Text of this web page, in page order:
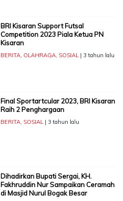
BRI Kisaran Support Futsal
Competition 2023 Piala Ketua PN
Kisaran
BERITA, OLAHRAGA, SOSIAL| 3 tahun lalu
Final Sportartcular 2023, BRI Kisaran
Raih 2 Penghargaan
BERITA, SOSIAL| 3 tahun lalu
Dihadirkan Bupati Sergai, KH.
Fakhruddin Nur Sampaikan Ceramah
di Masjid Nurul Bogak Besar